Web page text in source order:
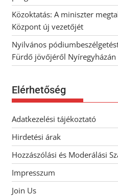
Közoktatás: A miniszter
Központ új vezetőjét
Nyilvános
Fürdő jövőjéről Nyíregyházán
Elérhetőség
Adatkezelési tájékoztató
Hirdetési árak
Hozzászólási és Moderálási
Impresszum
Join Us